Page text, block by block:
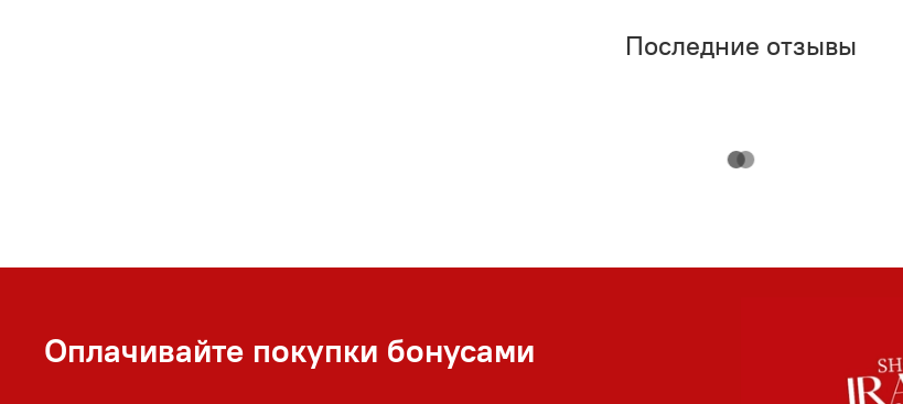
Последние отзывы
Оплачивайте покупки бонусами